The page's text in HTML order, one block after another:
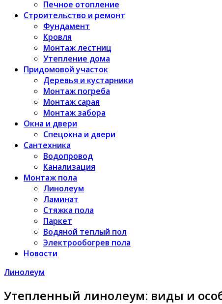
Печное отопление
Строительство и ремонт
Фундамент
Кровля
Монтаж лестниц
Утепление дома
Придомовой участок
Деревья и кустарники
Монтаж погреба
Монтаж сарая
Монтаж забора
Окна и двери
Спецокна и двери
Сантехника
Водопровод
Канализация
Монтаж пола
Линолеум
Ламинат
Стяжка пола
Паркет
Водяной теплый пол
Электрообогрев пола
Новости
Линолеум
Утепленный линолеум: виды и